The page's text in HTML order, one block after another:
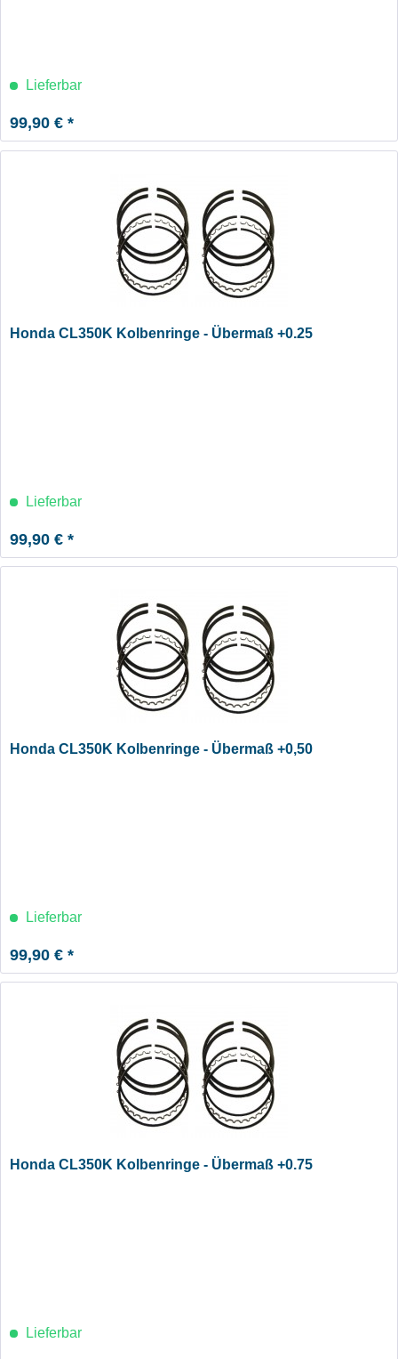
Lieferbar
99,90 € *
Honda CL350K Kolbenringe - Übermaß +0.25
Lieferbar
99,90 € *
Honda CL350K Kolbenringe - Übermaß +0,50
Lieferbar
99,90 € *
Honda CL350K Kolbenringe - Übermaß +0.75
Lieferbar